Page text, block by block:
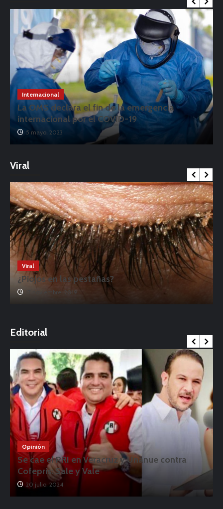
Internacional
La OMS declara el fin de la emergencia
internacional por el COVID-19
5 mayo, 2023
Viral
Viral
¿Piojos en las pestañas?
17 noviembre, 2019
Editorial
Opinión
Se cae el PRI en Veracruz y Unánue contra
Cofepris: Sale y Vale
20 julio, 2024